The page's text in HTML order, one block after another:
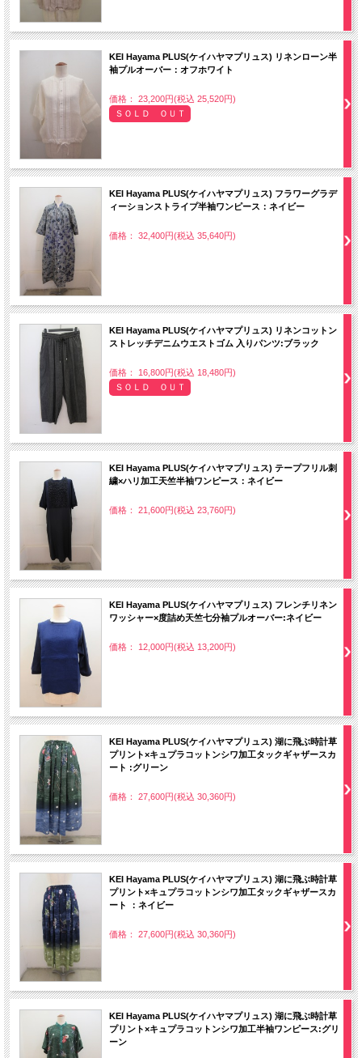
KEI Hayama PLUS(ケイハヤマプリュス) リネンローン半
袖プルオーバー：オフホワイト
価格： 23,200円(税込 25,520円)
ＳＯＬＤ ＯＵＴ
KEI Hayama PLUS(ケイハヤマプリュス) フラワーグラデ
ィーションストライプ半袖ワンピース：ネイビー
価格： 32,400円(税込 35,640円)
KEI Hayama PLUS(ケイハヤマプリュス) リネンコットン
ストレッチデニムウエストゴム 入りパンツ:ブラック
価格： 16,800円(税込 18,480円)
ＳＯＬＤ ＯＵＴ
KEI Hayama PLUS(ケイハヤマプリュス) テープフリル刺
繍×ハリ加工天竺半袖ワンピース：ネイビー
価格： 21,600円(税込 23,760円)
KEI Hayama PLUS(ケイハヤマプリュス) フレンチリネン
ワッシャー×度詰め天竺七分袖プルオーバー:ネイビー
価格： 12,000円(税込 13,200円)
KEI Hayama PLUS(ケイハヤマプリュス) 湖に飛ぶ時計草
プリント×キュプラコットンシワ加工タックギャザースカ
ート :グリーン
価格： 27,600円(税込 30,360円)
KEI Hayama PLUS(ケイハヤマプリュス) 湖に飛ぶ時計草
プリント×キュプラコットンシワ加工タックギャザースカ
ート ：ネイビー
価格： 27,600円(税込 30,360円)
KEI Hayama PLUS(ケイハヤマプリュス) 湖に飛ぶ時計草
プリント×キュプラコットンシワ加工半袖ワンピース:グリ
ーン